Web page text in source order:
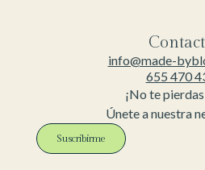
info@made-
655 470
¡No te
Únete a nuestra
Suscribirme